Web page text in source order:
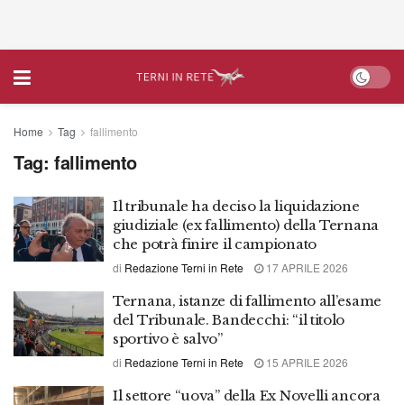
Home Tag fallimento
Tag: fallimento
Il tribunale ha deciso la liquidazione
giudiziale (ex fallimento) della Ternana
che potrà finire il campionato
di Redazione Terni in Rete 17 APRILE 2026
Ternana, istanze di fallimento all’esame
del Tribunale. Bandecchi: “il titolo
sportivo è salvo”
di Redazione Terni in Rete 15 APRILE 2026
Il settore “uova” della Ex Novelli ancora